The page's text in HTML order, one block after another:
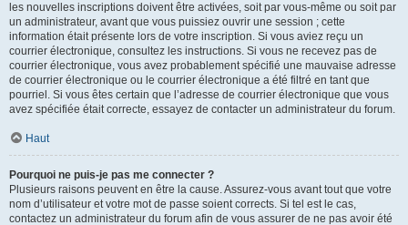
les nouvelles inscriptions doivent être activées, soit par vous-même ou soit par
un administrateur, avant que vous puissiez ouvrir une session ; cette
information était présente lors de votre inscription. Si vous aviez reçu un
courrier électronique, consultez les instructions. Si vous ne recevez pas de
courrier électronique, vous avez probablement spécifié une mauvaise adresse
de courrier électronique ou le courrier électronique a été filtré en tant que
pourriel. Si vous êtes certain que l’adresse de courrier électronique que vous
avez spécifiée était correcte, essayez de contacter un administrateur du forum.
Haut
Pourquoi ne puis-je pas me connecter ?
Plusieurs raisons peuvent en être la cause. Assurez-vous avant tout que votre
nom d’utilisateur et votre mot de passe soient corrects. Si tel est le cas,
contactez un administrateur du forum afin de vous assurer de ne pas avoir été